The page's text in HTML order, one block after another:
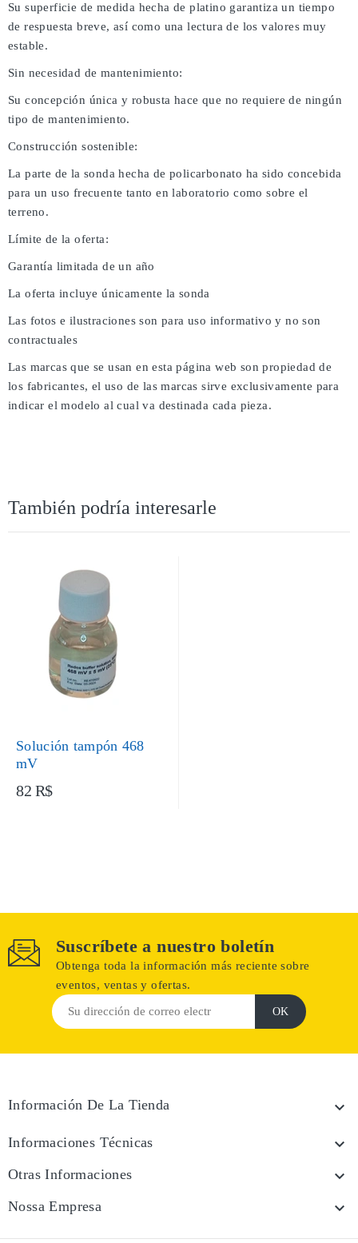
Su superficie de medida hecha de platino garantiza un tiempo
de respuesta breve, así como una lectura de los valores muy
estable.
Sin necesidad de mantenimiento:
Su concepción única y robusta hace que no requiere de ningún
tipo de mantenimiento.
Construcción sostenible:
La parte de la sonda hecha de policarbonato ha sido concebida
para un uso frecuente tanto en laboratorio como sobre el
terreno.
Límite de la oferta:
Garantía limitada de un año
La oferta incluye únicamente la sonda
Las fotos e ilustraciones son para uso informativo y no son
contractuales
Las marcas que se usan en esta página web son propiedad de
los fabricantes, el uso de las marcas sirve exclusivamente para
indicar el modelo al cual va destinada cada pieza.
También podría interesarle
Solución tampón 468
mV
82 R$
Suscríbete a nuestro boletín
Obtenga toda la información más reciente sobre
eventos, ventas y ofertas.
Información De La Tienda 
Informaciones Técnicas 
Otras Informaciones 
Nossa Empresa 